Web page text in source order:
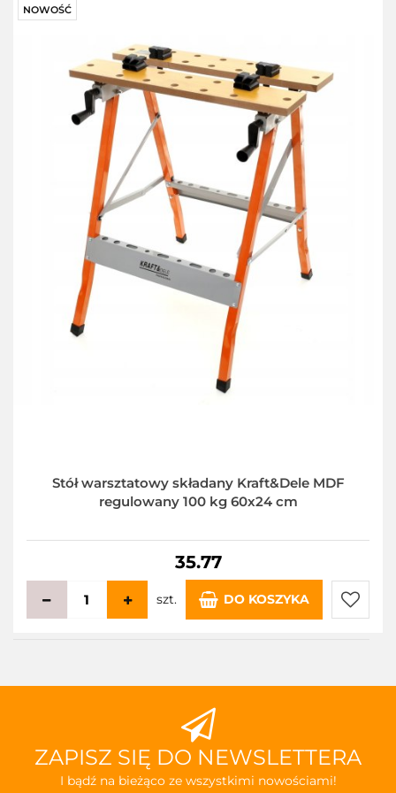
NOWOŚĆ
Stół warsztatowy składany Kraft&Dele MDF
regulowany 100 kg 60x24 cm
35.77
szt. DO KOSZYKA
Do
ZAPISZ SIĘ DO NEWSLETTERA
I bądź na bieżąco ze wszystkimi nowościami!